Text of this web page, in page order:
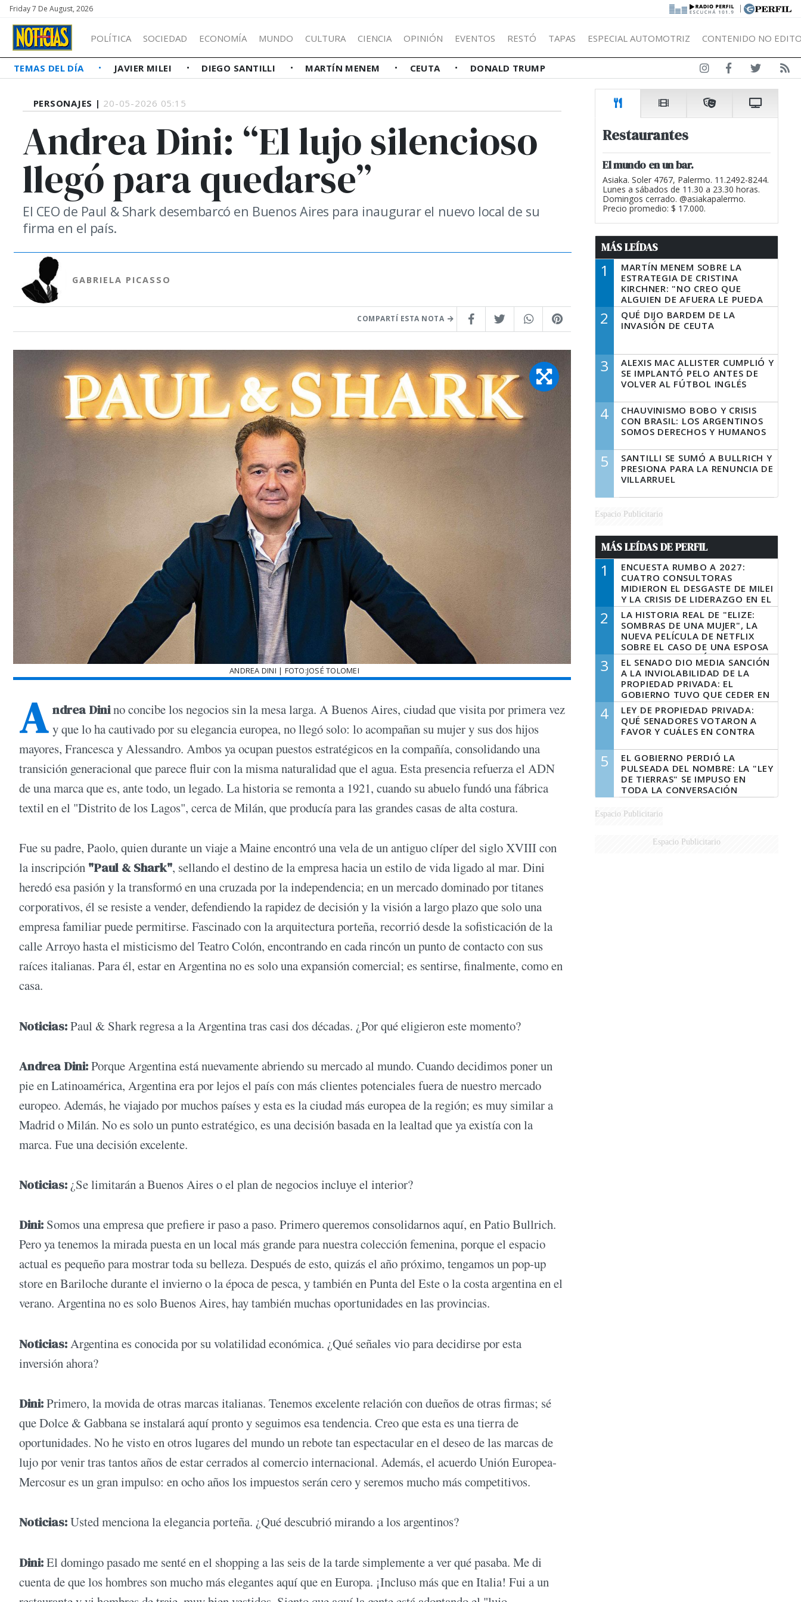
Friday 7 De August, 2026 |
POLÍTICA SOCIEDAD ECONOMÍA MUNDO CULTURA CIENCIA OPINIÓN EVENTOS RESTÓ TAPAS ESPECIAL AUTOMOTRIZ CONTENIDO NO
TEMAS DEL DÍA JAVIER MILEI DIEGO SANTILLI MARTÍN MENEM CEUTA DONALD TRUMP
PERSONAJES | 20-05-2026 05:15
Andrea Dini: “El lujo silencioso
llegó para quedarse”
El CEO de Paul & Shark desembarcó en Buenos Aires para inaugurar el nuevo local de su
firma en el país.
GABRIELA PICASSO
COMPARTÍ ESTA NOTA
ANDREA DINI | FOTO:JOSÉ TOLOMEI
A ndrea Dinino concibe los negocios sin la mesa larga. A Buenos Aires, ciudad que visita por primera vez
y que lo ha cautivado por su elegancia europea, no llegó solo: lo acompañan su mujer y sus dos hijos
mayores, Francesca y Alessandro. Ambos ya ocupan puestos estratégicos en la compañía, consolidando una
transición generacional que parece fluir con la misma naturalidad que el agua. Esta presencia refuerza el ADN
de una marca que es, ante todo, un legado. La historia se remonta a 1921, cuando su abuelo fundó una fábrica
textil en el "Distrito de los Lagos", cerca de Milán, que producía para las grandes casas de alta costura.
Fue su padre, Paolo, quien durante un viaje a Maine encontró una vela de un antiguo clíper del siglo XVIII con
la inscripción "Paul & Shark", sellando el destino de la empresa hacia un estilo de vida ligado al mar. Dini
heredó esa pasión y la transformó en una cruzada por la independencia; en un mercado dominado por titanes
corporativos, él se resiste a vender, defendiendo la rapidez de decisión y la visión a largo plazo que solo una
empresa familiar puede permitirse. Fascinado con la arquitectura porteña, recorrió desde la sofisticación de la
calle Arroyo hasta el misticismo del Teatro Colón, encontrando en cada rincón un punto de contacto con sus
raíces italianas. Para él, estar en Argentina no es solo una expansión comercial; es sentirse, finalmente, como en
casa.
Noticias:Paul & Shark regresa a la Argentina tras casi dos décadas. ¿Por qué eligieron este momento?
Andrea Dini:Porque Argentina está nuevamente abriendo su mercado al mundo. Cuando decidimos poner un
pie en Latinoamérica, Argentina era por lejos el país con más clientes potenciales fuera de nuestro mercado
europeo. Además, he viajado por muchos países y esta es la ciudad más europea de la región; es muy similar a
Madrid o Milán. No es solo un punto estratégico, es una decisión basada en la lealtad que ya existía con la
marca. Fue una decisión excelente.
Noticias: ¿Se limitarán a Buenos Aires o el plan de negocios incluye el interior?
Dini: Somos una empresa que prefiere ir paso a paso. Primero queremos consolidarnos aquí, en Patio Bullrich.
Pero ya tenemos la mirada puesta en un local más grande para nuestra colección femenina, porque el espacio
actual es pequeño para mostrar toda su belleza. Después de esto, quizás el año próximo, tengamos un pop-up
store en Bariloche durante el invierno o la época de pesca, y también en Punta del Este o la costa argentina en el
verano. Argentina no es solo Buenos Aires, hay también muchas oportunidades en las provincias.
Noticias:Argentina es conocida por su volatilidad económica. ¿Qué señales vio para decidirse por esta
inversión ahora?
Dini:Primero, la movida de otras marcas italianas. Tenemos excelente relación con dueños de otras firmas; sé
que Dolce & Gabbana se instalará aquí pronto y seguimos esa tendencia. Creo que esta es una tierra de
oportunidades. No he visto en otros lugares del mundo un rebote tan espectacular en el deseo de las marcas de
lujo por venir tras tantos años de estar cerrados al comercio internacional. Además, el acuerdo Unión Europea-
Mercosur es un gran impulso: en ocho años los impuestos serán cero y seremos mucho más competitivos.
Noticias:Usted menciona la elegancia porteña. ¿Qué descubrió mirando a los argentinos?
Dini:El domingo pasado me senté en el shopping a las seis de la tarde simplemente a ver qué pasaba. Me di
cuenta de que los hombres son mucho más elegantes aquí que en Europa. ¡Incluso más que en Italia! Fui a un
Restaurantes
El mundo en un bar.
Asiaka. Soler 4767, Palermo. 11.2492-8244.
Lunes a sábados de 11.30 a 23.30 horas.
Domingos cerrado. @asiakapalermo.
Precio promedio: $ 17.000.
MÁS LEÍDAS
1
MARTÍN MENEM SOBRE LA
ESTRATEGIA DE CRISTINA
KIRCHNER: "NO CREO QUE
ALGUIEN DE AFUERA LE PUEDA
DECIR A LA JUSTICIA LO QUE
TIENE QUE HACER"
2
QUÉ DIJO BARDEM DE LA
INVASIÓN DE CEUTA
3
ALEXIS MAC ALLISTER CUMPLIÓ Y
SE IMPLANTÓ PELO ANTES DE
VOLVER AL FÚTBOL INGLÉS
4
CHAUVINISMO BOBO Y CRISIS
CON BRASIL: LOS ARGENTINOS
SOMOS DERECHOS Y HUMANOS
5
SANTILLI SE SUMÓ A BULLRICH Y
PRESIONA PARA LA RENUNCIA DE
VILLARRUEL
Espacio Publicitario
MÁS LEÍDAS DE PERFIL
1
ENCUESTA RUMBO A 2027:
CUATRO CONSULTORAS
MIDIERON EL DESGASTE DE MILEI
Y LA CRISIS DE LIDERAZGO EN EL
PERONISMO
2
LA HISTORIA REAL DE "ELIZE:
SOMBRAS DE UNA MUJER", LA
NUEVA PELÍCULA DE NETFLIX
SOBRE EL CASO DE UNA ESPOSA
QUE DESCUARTIZÓ A SU
MARIDO
3
EL SENADO DIO MEDIA SANCIÓN
A LA INVIOLABILIDAD DE LA
PROPIEDAD PRIVADA: EL
GOBIERNO TUVO QUE CEDER EN
LA LEY DEL MANEJO DEL FUEGO
4
LEY DE PROPIEDAD PRIVADA:
QUÉ SENADORES VOTARON A
FAVOR Y CUÁLES EN CONTRA
5
EL GOBIERNO PERDIÓ LA
PULSEADA DEL NOMBRE: LA "LEY
DE TIERRAS" SE IMPUSO EN
TODA LA CONVERSACIÓN
DIGITAL
Espacio Publicitario
Espacio Publicitario